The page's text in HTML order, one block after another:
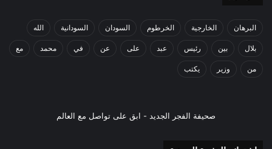
البرهان الخارجية الخرطوم السودان السودانية الله
بلال بين رئيس عبد على عن في محمد مع
من وزير يكتب
صحيفة الفجر الجديد - ابق على تواصل مع العالم